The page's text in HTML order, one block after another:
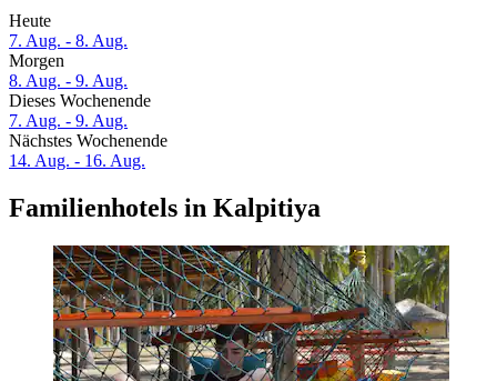
Heute
7. Aug. - 8. Aug.
Morgen
8. Aug. - 9. Aug.
Dieses Wochenende
7. Aug. - 9. Aug.
Nächstes Wochenende
14. Aug. - 16. Aug.
Familienhotels in Kalpitiya